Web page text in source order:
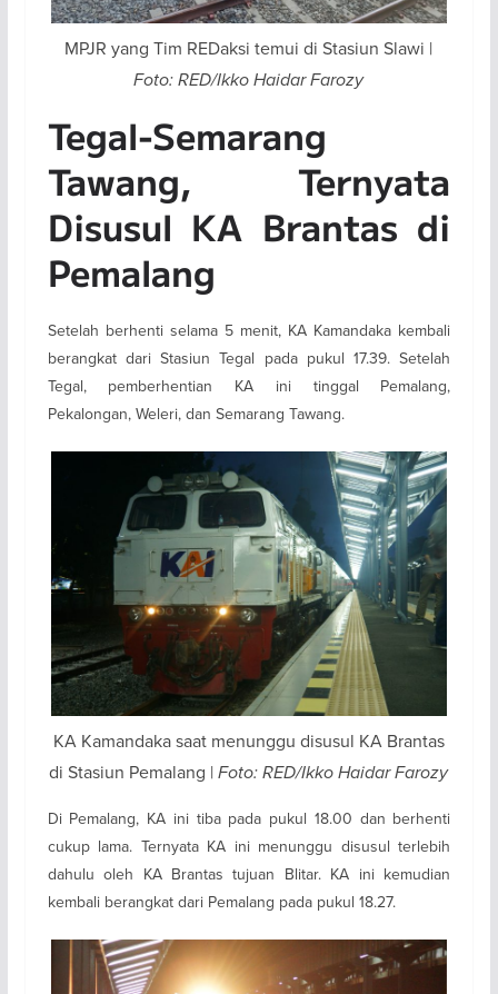
MPJR yang Tim REDaksi temui di Stasiun Slawi |
Foto: RED/Ikko Haidar Farozy
Tegal-Semarang
Tawang, Ternyata
Disusul KA Brantas di
Pemalang
Setelah berhenti selama 5 menit, KA Kamandaka kembali
berangkat dari Stasiun Tegal pada pukul 17.39. Setelah
Tegal, pemberhentian KA ini tinggal Pemalang,
Pekalongan, Weleri, dan Semarang Tawang.
KA Kamandaka saat menunggu disusul KA Brantas
di Stasiun Pemalang |Foto: RED/Ikko Haidar Farozy
Di Pemalang, KA ini tiba pada pukul 18.00 dan berhenti
cukup lama. Ternyata KA ini menunggu disusul terlebih
dahulu oleh KA Brantas tujuan Blitar. KA ini kemudian
kembali berangkat dari Pemalang pada pukul 18.27.